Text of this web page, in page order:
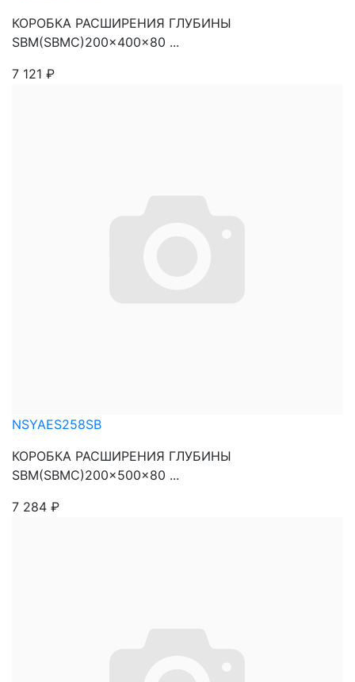
КОРОБКА РАСШИРЕНИЯ ГЛУБИНЫ
SBM(SBMC)200x400x80 ...
7 121 ₽
NSYAES258SB
КОРОБКА РАСШИРЕНИЯ ГЛУБИНЫ
SBM(SBMC)200x500x80 ...
7 284 ₽